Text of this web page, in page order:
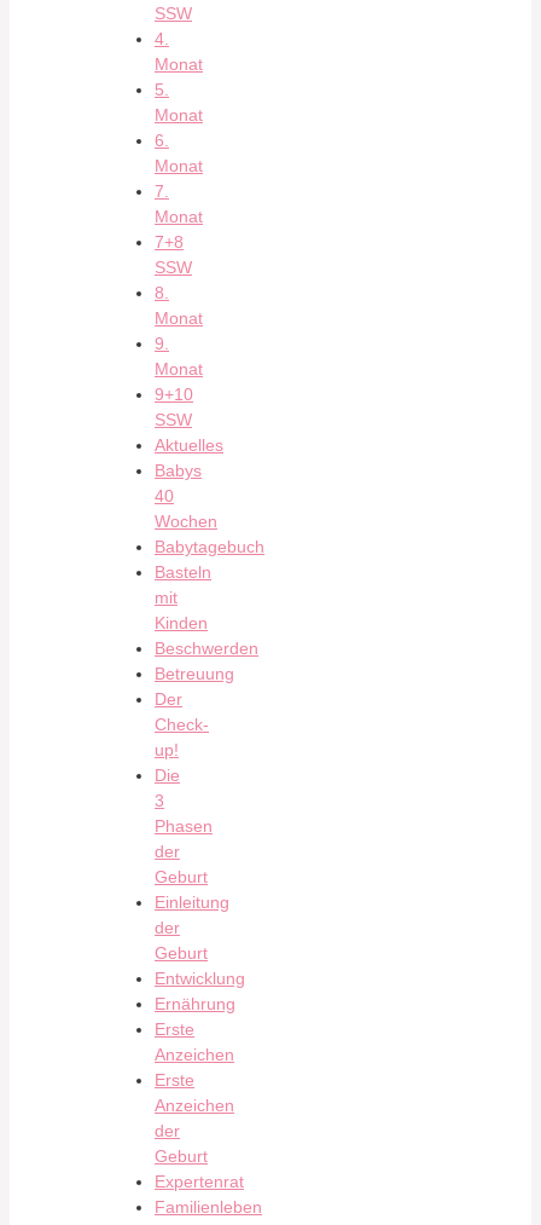
SSW
4.
Monat
5.
Monat
6.
Monat
7.
Monat
7+8
SSW
8.
Monat
9.
Monat
9+10
SSW
Aktuelles
Babys
40
Wochen
Babytagebuch
Basteln
mit
Kinden
Beschwerden
Betreuung
Der
Check-
up!
Die
3
Phasen
der
Geburt
Einleitung
der
Geburt
Entwicklung
Ernährung
Erste
Anzeichen
Erste
Anzeichen
der
Geburt
Expertenrat
Familienleben